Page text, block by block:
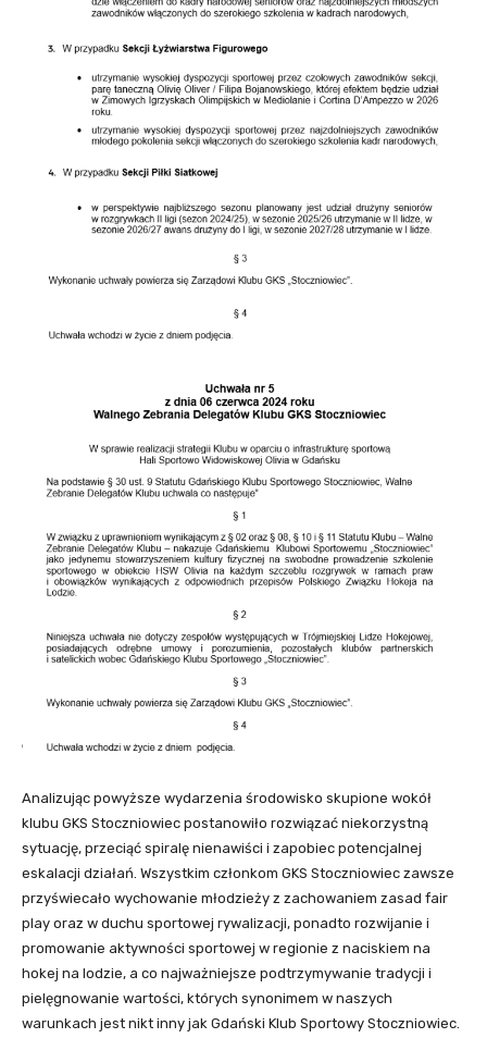
Analizując powyższe wydarzenia środowisko skupione wokół
klubu GKS Stoczniowiec postanowiło rozwiązać niekorzystną
sytuację, przeciąć spiralę nienawiści i zapobiec potencjalnej
eskalacji działań. Wszystkim członkom GKS Stoczniowiec zawsze
przyświecało wychowanie młodzieży z zachowaniem zasad fair
play oraz w duchu sportowej rywalizacji, ponadto rozwijanie i
promowanie aktywności sportowej w regionie z naciskiem na
hokej na lodzie, a co najważniejsze podtrzymywanie tradycji i
pielęgnowanie wartości, których synonimem w naszych
warunkach jest nikt inny jak Gdański Klub Sportowy Stoczniowiec.